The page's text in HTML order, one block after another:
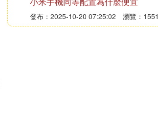
發布：2025-10-20 07:25:02 瀏覽：1551